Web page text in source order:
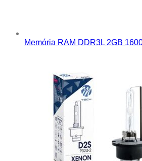
Memória RAM DDR3L 2GB